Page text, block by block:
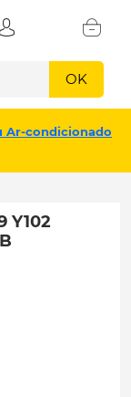
OK
Ar-condicionado
Y102